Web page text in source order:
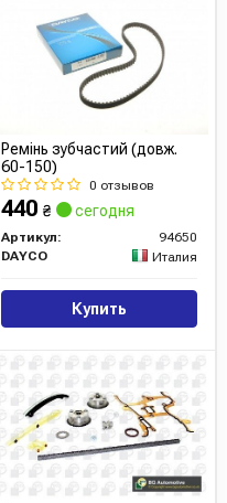
Ремінь зубчастий (довж.
60-150)
0 отзывов
440 ₴ сегодня
Артикул:
94650
DAYCO
Италия
Купить